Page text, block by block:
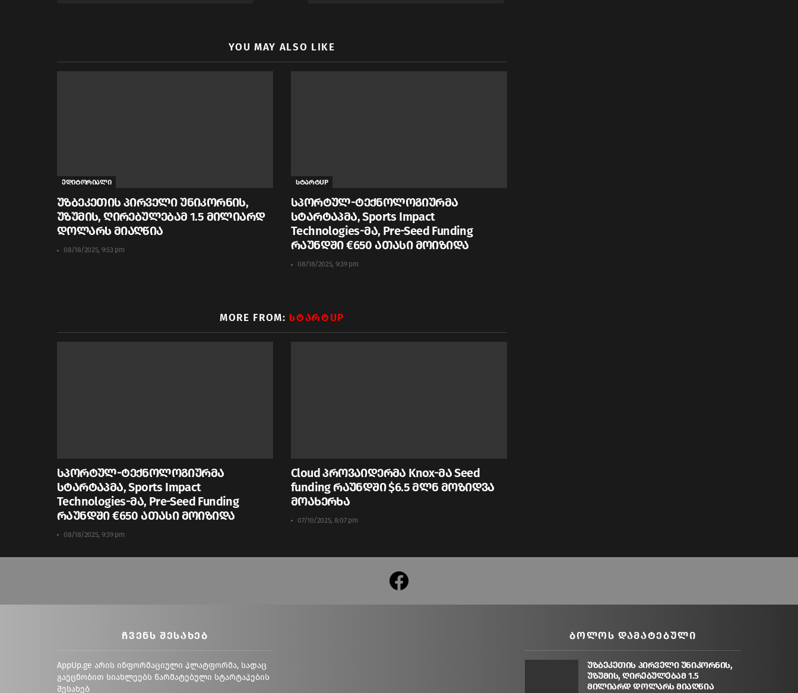
YOU MAY ALSO LIKE
ედიტორიალი
უზბეკეთის პირველი უნიკორნის,
უზუმის, ღირებულებამ 1.5 მილიარდ
დოლარს მიაღწია
08/18/2025, 9:53 pm
სტარტUP
სპორტულ-ტექნოლოგიურმა
სტარტაპმა, Sports Impact
Technologies-მა, Pre-Seed Funding
რაუნდში €650 ათასი მოიზიდა
08/18/2025, 9:39 pm
MORE FROM: ᲡᲢᲐᲠᲢUP
სპორტულ-ტექნოლოგიურმა
სტარტაპმა, Sports Impact
Technologies-მა, Pre-Seed Funding
რაუნდში €650 ათასი მოიზიდა
08/18/2025, 9:39 pm
Cloud პროვაიდერმა Knox-მა Seed
funding რაუნდში $6.5 მლნ მოზიდვა
მოახერხა
07/10/2025, 8:07 pm
facebook
ᲩᲕᲔᲜᲡ ᲨᲔᲡᲐᲮᲔᲑ
AppUp.ge არის ინფორმაციული პლატფორმა, სადაც
გაეცნობით სიახლეებს წარმატებული სტარტაპების
შესახებ
ᲑᲝᲚᲝᲡ ᲓᲐᲛᲐᲢᲔᲑᲣᲚᲘ
უზბეკეთის პირველი უნიკორნის,
უზუმის, ღირებულებამ 1.5
მილიარდ დოლარს მიაღწია